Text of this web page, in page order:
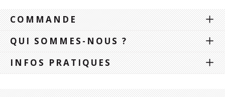
COMMANDE
QUI SOMMES-NOUS ?
INFOS PRATIQUES